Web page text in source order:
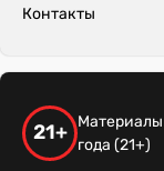
Контакты
21+
Материалы
года (21+)